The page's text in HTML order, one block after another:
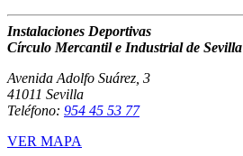
Instalaciones Deportivas
Círculo Mercantil e Industrial de Sevilla
Avenida Adolfo Suárez, 3
41011 Sevilla
Teléfono: 954 45 53 77
VER MAPA